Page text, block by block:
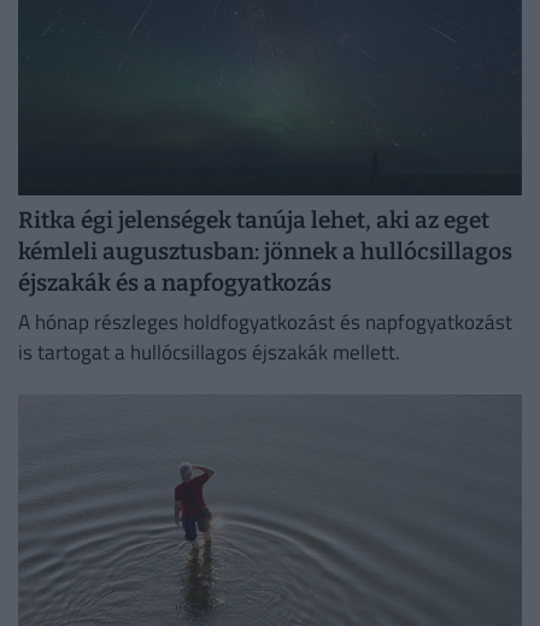
Ritka égi jelenségek tanúja lehet, aki az eget
kémleli augusztusban: jönnek a hullócsillagos
éjszakák és a napfogyatkozás
A hónap részleges holdfogyatkozást és napfogyatkozást
is tartogat a hullócsillagos éjszakák mellett.